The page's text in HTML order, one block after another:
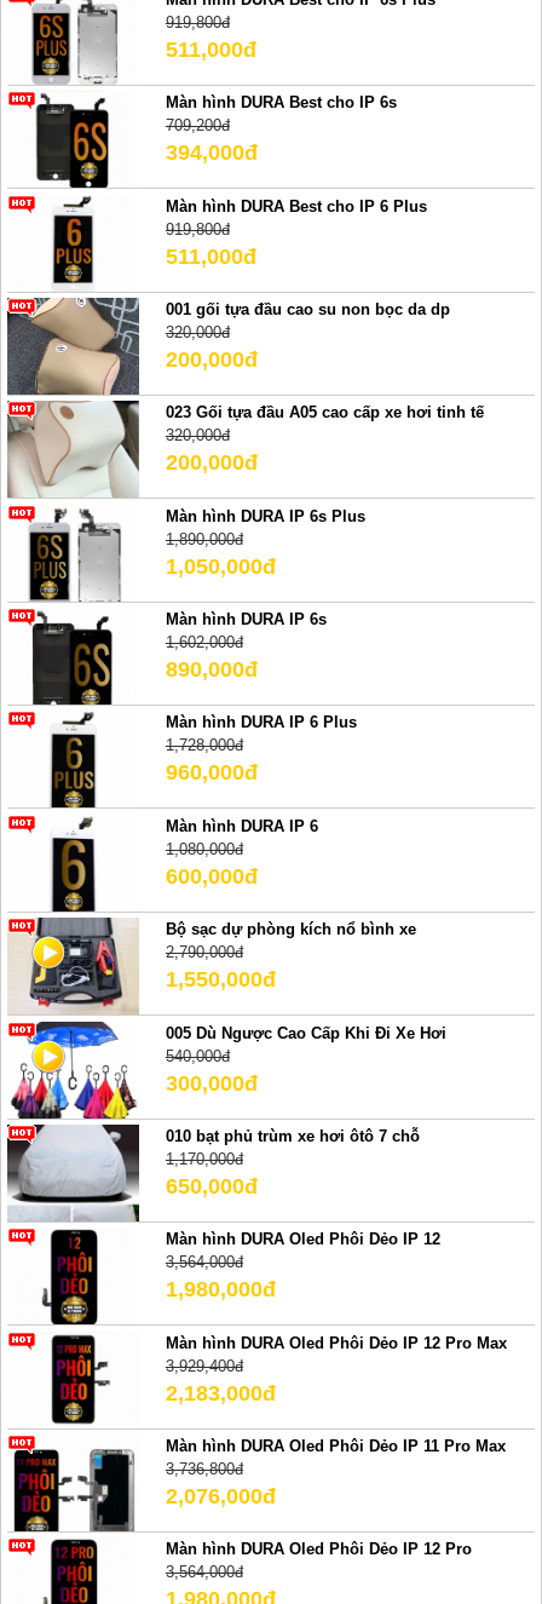
919,800đ
511,000đ
Màn hình DURA Best cho IP 6s
709,200đ
394,000đ
Màn hình DURA Best cho IP 6 Plus
919,800đ
511,000đ
001 gối tựa đầu cao su non bọc da dp
320,000đ
200,000đ
023 Gối tựa đầu A05 cao cấp xe hơi tinh tế
320,000đ
200,000đ
Màn hình DURA IP 6s Plus
1,890,000đ
1,050,000đ
Màn hình DURA IP 6s
1,602,000đ
890,000đ
Màn hình DURA IP 6 Plus
1,728,000đ
960,000đ
Màn hình DURA IP 6
1,080,000đ
600,000đ
Bộ sạc dự phòng kích nổ bình xe
2,790,000đ
1,550,000đ
005 Dù Ngược Cao Cấp Khi Đi Xe Hơi
540,000đ
300,000đ
010 bạt phủ trùm xe hơi ôtô 7 chỗ
1,170,000đ
650,000đ
Màn hình DURA Oled Phôi Dẻo IP 12
3,564,000đ
1,980,000đ
Màn hình DURA Oled Phôi Dẻo IP 12 Pro Max
3,929,400đ
2,183,000đ
Màn hình DURA Oled Phôi Dẻo IP 11 Pro Max
3,736,800đ
2,076,000đ
Màn hình DURA Oled Phôi Dẻo IP 12 Pro
3,564,000đ